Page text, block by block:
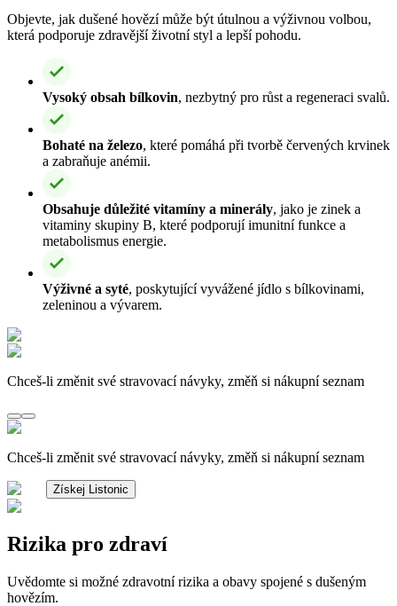
Objevte, jak dušené hovězí může být útulnou a výživnou volbou,
která podporuje zdravější životní styl a lepší pohodu.
Vysoký obsah bílkovin, nezbytný pro růst a regeneraci svalů.
Bohaté na železo, které pomáhá při tvorbě červených krvinek
a zabraňuje anémii.
Obsahuje důležité vitamíny a minerály, jako je zinek a
vitaminy skupiny B, které podporují imunitní funkce a
metabolismus energie.
Výživné a syté, poskytující vyvážené jídlo s bílkovinami,
zeleninou a vývarem.
Chceš-li změnit své stravovací návyky, změň si nákupní seznam
Chceš-li změnit své stravovací návyky, změň si nákupní seznam
Získej Listonic
Rizika pro zdraví
Uvědomte si možné zdravotní rizika a obavy spojené s dušeným
hovězím.